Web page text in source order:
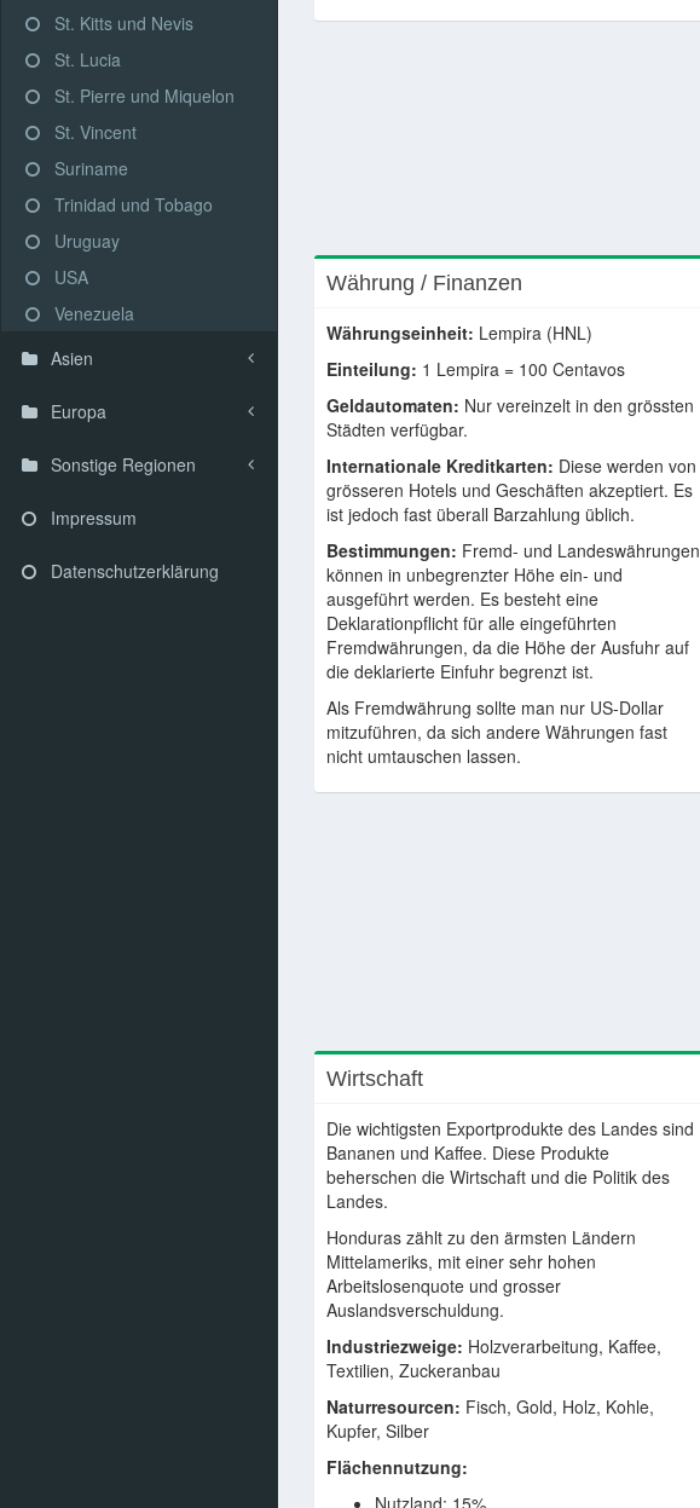
St. Kitts und Nevis
St. Lucia
St. Pierre und Miquelon
St. Vincent
Suriname
Trinidad und Tobago
Uruguay
USA
Venezuela
Asien
Europa
Sonstige Regionen
Impressum
Datenschutzerklärung
Währung / Finanzen
Währungseinheit: Lempira (HNL)
Einteilung: 1 Lempira = 100 Centavos
Geldautomaten: Nur vereinzelt in den grössten
Städten verfügbar.
Internationale Kreditkarten: Diese werden von
grösseren Hotels und Geschäften akzeptiert. Es
ist jedoch fast überall Barzahlung üblich.
Bestimmungen: Fremd- und Landeswährungen
können in unbegrenzter Höhe ein- und
ausgeführt werden. Es besteht eine
Deklarationpflicht für alle eingeführten
Fremdwährungen, da die Höhe der Ausfuhr auf
die deklarierte Einfuhr begrenzt ist.
Als Fremdwährung sollte man nur US-Dollar
mitzuführen, da sich andere Währungen fast
nicht umtauschen lassen.
Wirtschaft
Die wichtigsten Exportprodukte des Landes sind
Bananen und Kaffee. Diese Produkte
beherschen die Wirtschaft und die Politik des
Landes.
Honduras zählt zu den ärmsten Ländern
Mittelameriks, mit einer sehr hohen
Arbeitslosenquote und grosser
Auslandsverschuldung.
Industriezweige: Holzverarbeitung, Kaffee,
Textilien, Zuckeranbau
Naturresourcen: Fisch, Gold, Holz, Kohle,
Kupfer, Silber
Flächennutzung:
Nutzland: 15%